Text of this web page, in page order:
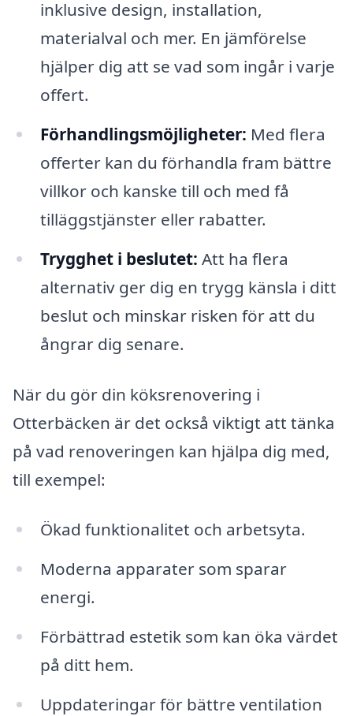
inklusive design, installation,
materialval och mer. En jämförelse
hjälper dig att se vad som ingår i varje
offert.
Förhandlingsmöjligheter: Med flera
offerter kan du förhandla fram bättre
villkor och kanske till och med få
tilläggstjänster eller rabatter.
Trygghet i beslutet: Att ha flera
alternativ ger dig en trygg känsla i ditt
beslut och minskar risken för att du
ångrar dig senare.
När du gör din köksrenovering i
Otterbäcken är det också viktigt att tänka
på vad renoveringen kan hjälpa dig med,
till exempel:
Ökad funktionalitet och arbetsyta.
Moderna apparater som sparar
energi.
Förbättrad estetik som kan öka värdet
på ditt hem.
Uppdateringar för bättre ventilation